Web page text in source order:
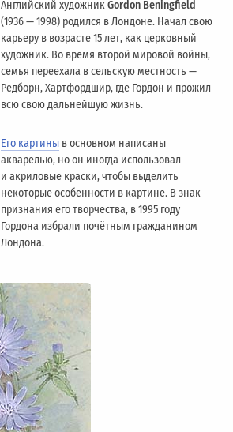
Английский художникGordon Beningfield
(1936 — 1998) родился в Лондоне. Начал свою
карьеру в возрасте 15 лет, как церковный
художник. Во время второй мировой войны,
семья переехала в сельскую местность —
Редборн, Хартфордшир, где Гордон и прожил
всю свою дальнейшую жизнь.
Его картины в основном написаны
акварелью, но он иногда использовал
и акриловые краски, чтобы выделить
некоторые особенности в картине. В знак
признания его творчества, в 1995 году
Гордона избрали почётным гражданином
Лондонa.